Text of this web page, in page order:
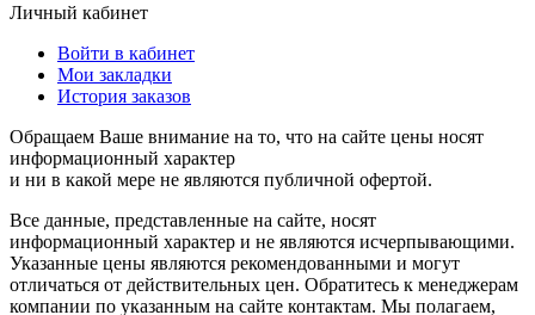
Личный кабинет
Войти в кабинет
Мои закладки
История заказов
Обращаем Ваше внимание на то, что на сайте цены носят
информационный характер
и ни в какой мере не являются публичной офертой.
Все данные, представленные на сайте, носят
информационный характер и не являются исчерпывающими.
Указанные цены являются рекомендованными и могут
отличаться от действительных цен. Обратитесь к менеджерам
компании по указанным на сайте контактам. Мы полагаем,